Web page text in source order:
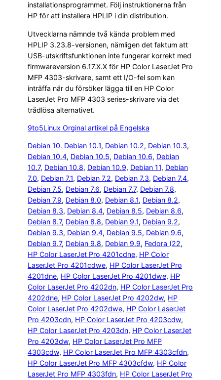
installationsprogrammet. Följ instruktionerna från
HP för att installera HPLIP i din distribution.
Utvecklarna nämnde två kända problem med
HPLIP 3.23.8-versionen, nämligen det faktum att
USB-utskriftsfunktionen inte fungerar korrekt med
firmwareversion 6.17.X.X för HP Color LaserJet Pro
MFP 4303-skrivare, samt ett I/O-fel som kan
inträffa när du försöker lägga till en HP Color
LaserJet Pro MFP 4303 series-skrivare via det
trådlösa alternativet.
9to5Linux Orginal artikel på Engelska
Debian 10. Debian 10.1, Debian 10.2, Debian 10.3
Debian 10.4, Debian 10.5, Debian 10.6, Debian
10.7, Debian 10.8, Debian 10.9, Debian 11, Debian
7.0, Debian 7.1, Debian 7.2, Debian 7.3, Debian 7.4
Debian 7.5, Debian 7.6, Debian 7.7, Debian 7.8
Debian 7.9, Debian 8.0, Debian 8.1, Debian 8.2
Debian 8.3, Debian 8.4, Debian 8.5, Debian 8.6
Debian 8.7, Debian 8.8, Debian 9.1, Debian 9.2
Debian 9.3, Debian 9.4, Debian 9.5, Debian 9.6
Debian 9.7, Debian 9.8, Debian 9.9, Fedora (22
HP Color LaserJet Pro 4201cdne, HP Color
LaserJet Pro 4201cdwe, HP Color LaserJet Pro
4201dne, HP Color LaserJet Pro 4201dwe, HP
Color LaserJet Pro 4202dn, HP Color LaserJet Pro
4202dne, HP Color LaserJet Pro 4202dw, HP
Color LaserJet Pro 4202dwe, HP Color LaserJet
Pro 4203cdn, HP Color LaserJet Pro 4203cdw
HP Color LaserJet Pro 4203dn, HP Color LaserJet
Pro 4203dw, HP Color LaserJet Pro MFP
4303cdw, HP Color LaserJet Pro MFP 4303cfdn
HP Color LaserJet Pro MFP 4303cfdw, HP Color
LaserJet Pro MFP 4303fdn, HP Color LaserJet Pro